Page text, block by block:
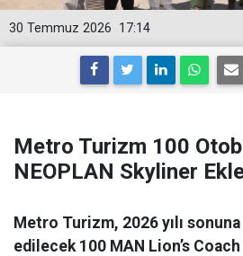
17:14
30 Temmuz 2026
Metro Turizm 100
NEOPLAN Skyliner
Metro Turizm, 2026 yılı
edilecek 100 MAN Lion’s